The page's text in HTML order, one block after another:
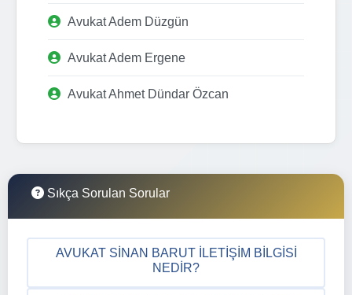
Avukat Adem Düzgün
Avukat Adem Ergene
Avukat Ahmet Dündar Özcan
Sıkça Sorulan Sorular
AVUKAT SINAN BARUT İLETIŞIM BILGISI
NEDIR?